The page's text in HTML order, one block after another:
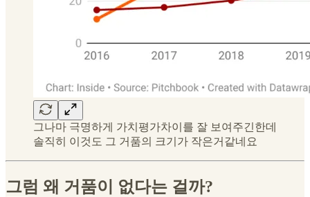
그나마 극명하게 가치평가차이를 잘 보여주긴한데
솔직히 이것도 그 거품의 크기가 작은거같네요
그럼 왜 거품이 없다는 걸까?